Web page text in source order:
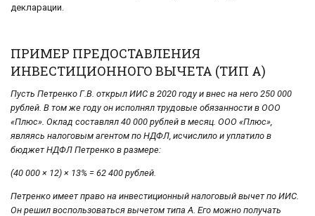
декларации.
ПРИМЕР ПРЕДОСТАВЛЕНИЯ
ИНВЕСТИЦИОННОГО ВЫЧЕТА (ТИП А)
Пусть Петренко Г.В. открыл ИИС в 2020 году и внес на него 250 000
рублей. В том же году он исполнял трудовые обязанности в ООО
«Плюс». Оклад составлял 40 000 рублей в месяц. ООО «Плюс»,
являясь налоговым агентом по НДФЛ, исчислило и уплатило в
бюджет НДФЛ Петренко в размере:
(40 000 × 12) × 13% = 62 400 рублей.
Петренко имеет право на инвестиционный налоговый вычет по ИИС.
Он решил воспользоваться вычетом типа А. Его можно получать